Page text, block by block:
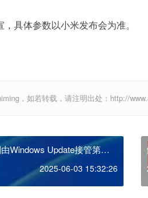
具体参数以小米发布会为准。
，如若转载，请注明出处：http://
Windows Update接管第三
2025-06-03 15:32:26